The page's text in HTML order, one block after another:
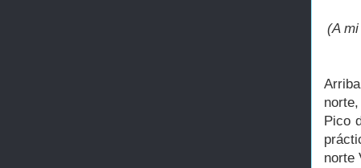
(A
Pico
norte